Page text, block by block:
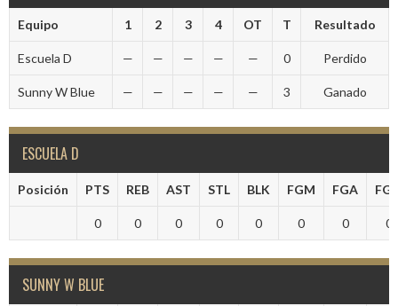
Equipo 1 2 3 4 OT T Resultado
Escuela D — — — — — 0 Perdido
Sunny W Blue — — — — — 3 Ganado
ESCUELA D
Posición PTS REB AST STL BLK FGM FGA
0 0 0 0 0 0 0 0
SUNNY W BLUE